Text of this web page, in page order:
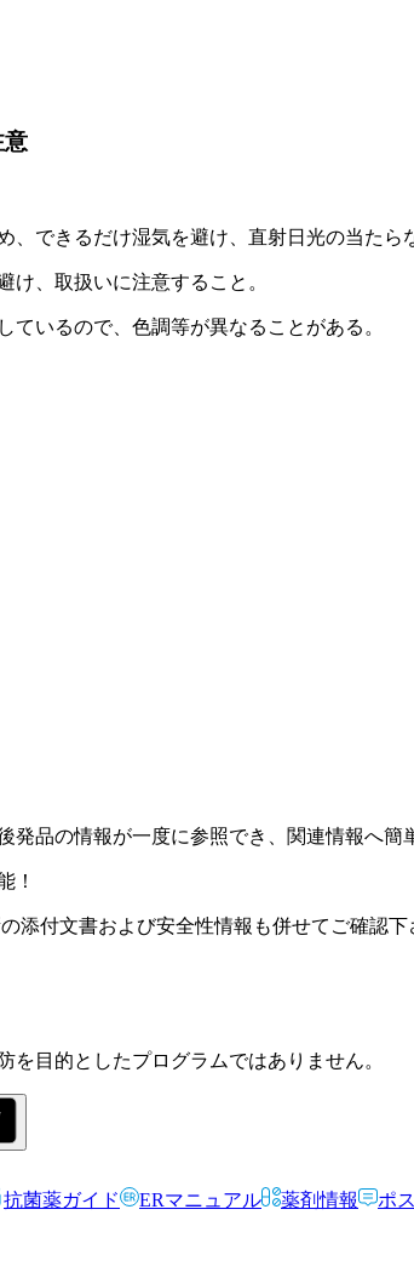
意
できるだけ湿気を避け、直射日光の当たら
、取扱いに注意すること。
いるので、色調等が異なることがある。
発品の情報が一度に参照でき、関連情報へ簡
！
添付文書および安全性情報も併せてご確認下
目的としたプログラムではありません。
抗菌薬ガイド ERマニュアル 薬剤情報 ポ